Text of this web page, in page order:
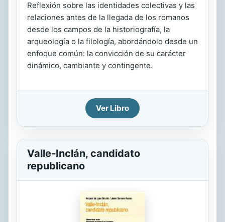
Reflexión sobre las identidades colectivas y las
relaciones antes de la llegada de los romanos
desde los campos de la historiografía, la
arqueología o la filología, abordándolo desde un
enfoque común: la convicción de su carácter
dinámico, cambiante y contingente.
Ver Libro
Valle-Inclán, candidato
republicano